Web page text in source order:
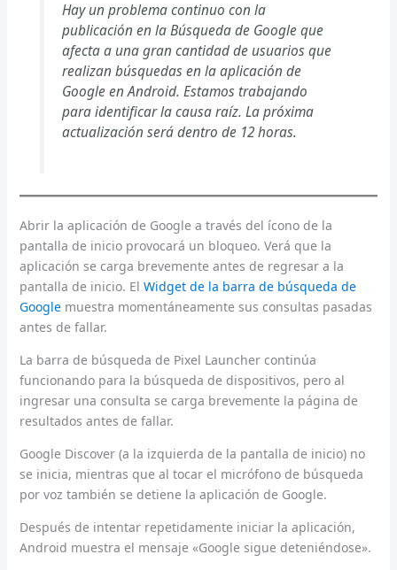
Hay un problema continuo con la
publicación en la Búsqueda de Google que
afecta a una gran cantidad de usuarios que
realizan búsquedas en la aplicación de
Google en Android. Estamos trabajando
para identificar la causa raíz. La próxima
actualización será dentro de 12 horas.
Abrir la aplicación de Google a través del ícono de la
pantalla de inicio provocará un bloqueo. Verá que la
aplicación se carga brevemente antes de regresar a la
pantalla de inicio. El Widget de la barra de búsqueda de
Googlemuestra momentáneamente sus consultas pasadas
antes de fallar.
La barra de búsqueda de Pixel Launcher continúa
funcionando para la búsqueda de dispositivos, pero al
ingresar una consulta se carga brevemente la página de
resultados antes de fallar.
Google Discover (a la izquierda de la pantalla de inicio) no
se inicia, mientras que al tocar el micrófono de búsqueda
por voz también se detiene la aplicación de Google.
Después de intentar repetidamente iniciar la aplicación,
Android muestra el mensaje «Google sigue deteniéndose».